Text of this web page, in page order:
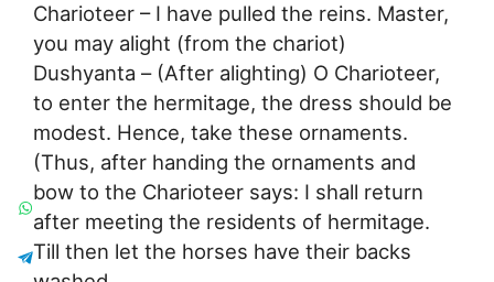
Charioteer – I have pulled the reins. Master,
you may alight (from the chariot)
Dushyanta – (After alighting) O Charioteer,
to enter the hermitage, the dress should be
modest. Hence, take these ornaments.
(Thus, after handing the ornaments and
bow to the Charioteer says: I shall return
after meeting the residents of hermitage.
Till then let the horses have their backs